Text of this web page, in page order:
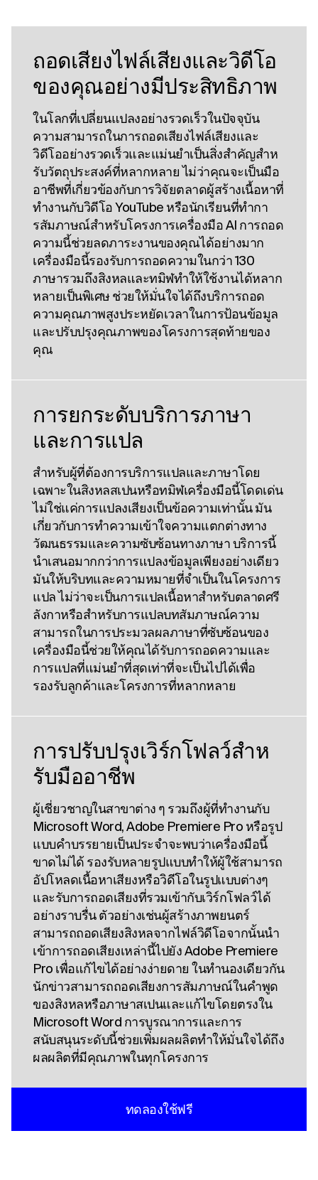
ถอดเสียงไฟล์เสียงและวิดีโอ
ของคุณอย่างมีประสิทธิภาพ
ในโลกที่เปลี่ยนแปลงอย่างรวดเร็วในปัจจุบัน
ความสามารถในการถอดเสียงไฟล์เสียงและ
วิดีโออย่างรวดเร็วและแม่นยําเป็นสิ่งสําคัญสําห
รับวัตถุประสงค์ที่หลากหลาย ไม่ว่าคุณจะเป็นมือ
อาชีพที่เกี่ยวข้องกับการวิจัยตลาดผู้สร้างเนื้อหาที่
ทํางานกับวิดีโอ YouTube หรือนักเรียนที่ทํากา
รสัมภาษณ์สําหรับโครงการเครื่องมือ AI การถอด
ความนี้ช่วยลดภาระงานของคุณได้อย่างมาก
เครื่องมือนี้รองรับการถอดความในกว่า 130
ภาษารวมถึงสิงหลและทมิฬทําให้ใช้งานได้หลาก
หลายเป็นพิเศษ ช่วยให้มั่นใจได้ถึงบริการถอด
ความคุณภาพสูงประหยัดเวลาในการป้อนข้อมูล
และปรับปรุงคุณภาพของโครงการสุดท้ายของ
คุณ
การยกระดับบริการภาษา
และการแปล
สําหรับผู้ที่ต้องการบริการแปลและภาษาโดย
เฉพาะในสิงหลสเปนหรือทมิฬเครื่องมือนี้โดดเด่น
ไม่ใช่แค่การแปลงเสียงเป็นข้อความเท่านั้น มัน
เกี่ยวกับการทําความเข้าใจความแตกต่างทาง
วัฒนธรรมและความซับซ้อนทางภาษา บริการนี้
นําเสนอมากกว่าการแปลงข้อมูลเพียงอย่างเดียว
มันให้บริบทและความหมายที่จําเป็นในโครงการ
แปล ไม่ว่าจะเป็นการแปลเนื้อหาสําหรับตลาดศรี
ลังกาหรือสําหรับการแปลบทสัมภาษณ์ความ
สามารถในการประมวลผลภาษาที่ซับซ้อนของ
เครื่องมือนี้ช่วยให้คุณได้รับการถอดความและ
การแปลที่แม่นยําที่สุดเท่าที่จะเป็นไปได้เพื่อ
รองรับลูกค้าและโครงการที่หลากหลาย
การปรับปรุงเวิร์กโฟลว์สําห
รับมืออาชีพ
ผู้เชี่ยวชาญในสาขาต่าง ๆ รวมถึงผู้ที่ทํางานกับ
Microsoft Word, Adobe Premiere Pro หรือรูป
แบบคําบรรยายเป็นประจําจะพบว่าเครื่องมือนี้
ขาดไม่ได้ รองรับหลายรูปแบบทําให้ผู้ใช้สามารถ
อัปโหลดเนื้อหาเสียงหรือวิดีโอในรูปแบบต่างๆ
และรับการถอดเสียงที่รวมเข้ากับเวิร์กโฟลว์ได้
อย่างราบรื่น ตัวอย่างเช่นผู้สร้างภาพยนตร์
สามารถถอดเสียงสิงหลจากไฟล์วิดีโอจากนั้นนํา
เข้าการถอดเสียงเหล่านี้ไปยัง Adobe Premiere
Pro เพื่อแก้ไขได้อย่างง่ายดาย ในทํานองเดียวกัน
นักข่าวสามารถถอดเสียงการสัมภาษณ์ในคําพูด
ของสิงหลหรือภาษาสเปนและแก้ไขโดยตรงใน
Microsoft Word การบูรณาการและการ
สนับสนุนระดับนี้ช่วยเพิ่มผลผลิตทําให้มั่นใจได้ถึง
ผลผลิตที่มีคุณภาพในทุกโครงการ
ทดลองใช้ฟรี